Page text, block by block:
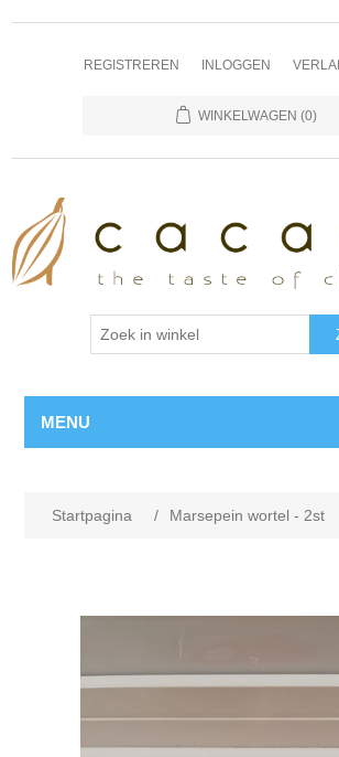
REGISTREREN INLOGGEN
WINKELWAGEN (0)
MENU
Startpagina / Marsepein wortel - 2st